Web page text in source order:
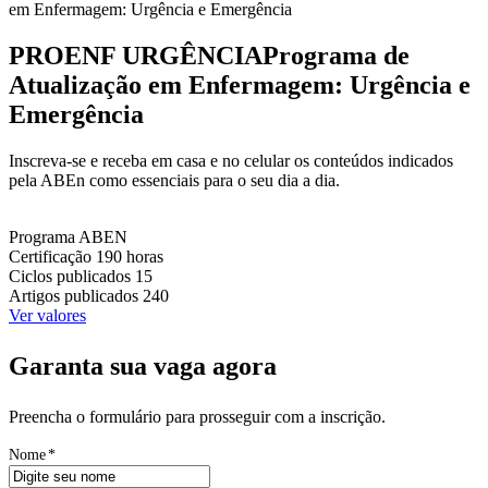
em Enfermagem: Urgência e Emergência
PROENF URGÊNCIAPrograma de
Atualização em Enfermagem: Urgência e
Emergência
Inscreva-se e receba em casa e no celular os conteúdos indicados
pela ABEn como essenciais para o seu dia a dia.
Programa ABEN
Certificação 190 horas
Ciclos publicados 15
Artigos publicados 240
Ver valores
Garanta sua vaga agora
Preencha o formulário para prosseguir com a inscrição.
Nome*